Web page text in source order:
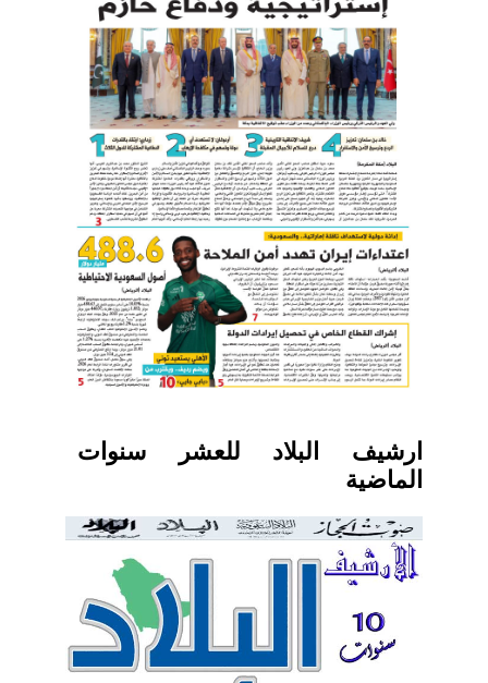
ارشيف البلاد للعشر سنوات
الماضية